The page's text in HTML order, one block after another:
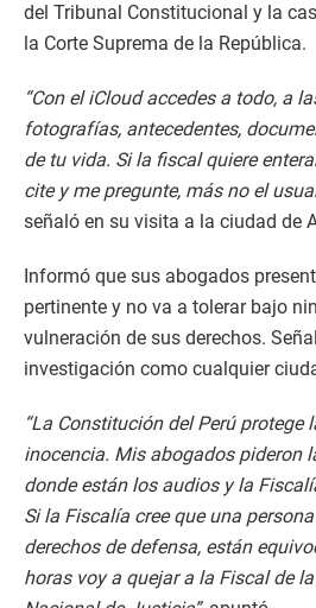
del Tribunal Constitucional y la
la Corte Suprema de la República.
“Con el iCloud accedes a todo, a
fotografías, antecedentes,
de tu vida. Si la fiscal quiere
cite y me pregunte, más no el
señaló en su visita a la ciudad de
Informó que sus abogados
pertinente y no va a tolerar bajo
vulneración de sus derechos.
investigación como cualquier
“La Constitución del Perú protege
inocencia. Mis abogados pideron
donde están los audios y la
Si la Fiscalía cree que una
derechos de defensa, están
horas voy a quejar a la Fiscal de